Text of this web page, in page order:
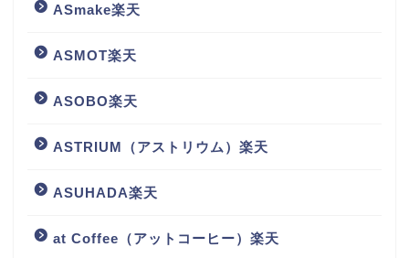
ASmake楽天
ASMOT楽天
ASOBO楽天
ASTRIUM（アストリウム）楽天
ASUHADA楽天
at Coffee（アットコーヒー）楽天